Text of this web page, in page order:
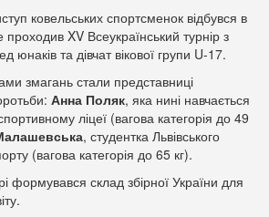
ковельських спортсменок відбувся в
проходив XV Всеукраїнський турнір з
юнаків та дівчат вікової групи U-17.
змагань стали представниці
Анна Поляк, яка нині навчається
ліцеї (вагова категорія до 49
, студентка Львівського
(вагова категорія до 65 кг).
формувався склад збірної України для